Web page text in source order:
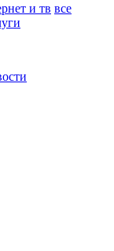
и тв все